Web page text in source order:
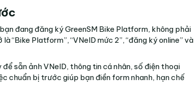
đang đăng ký GreenSM Bike Platform, không phải
“Bike Platform”, “VNeID mức 2”, “đăng ký online” và
sẵn ảnh VNeID, thông tin cá nhân, số điện thoại
chuẩn bị trước giúp bạn điền form nhanh, hạn chế